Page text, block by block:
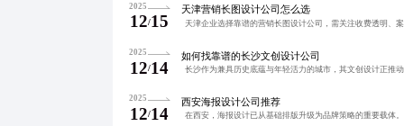
2025
12/15
天津营销长图设计公司怎么选
2025
12/14
如何找靠谱的长沙文创设计公司
2025
12/14
西安海报设计公司推荐